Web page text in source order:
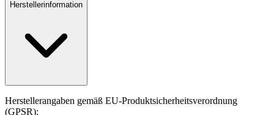
Herstellerinformation
Herstellerangaben gemäß EU-Produktsicherheitsverordnung
(GPSR):